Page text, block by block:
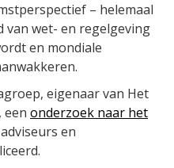
– helemaal
van wet- en regelgeving
en mondiale
eigenaar van Het
een onderzoek naar het
en